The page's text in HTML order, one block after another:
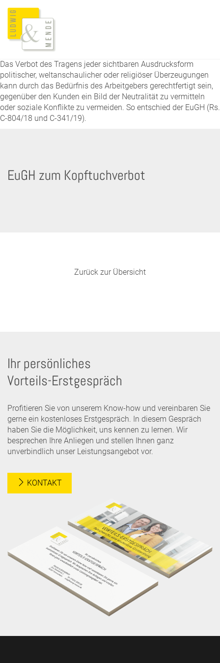
Das Verbot des Tragens jeder sichtbaren Ausdrucksform
politischer, weltanschaulicher oder religiöser Überzeugungen
kann durch das Bedürfnis des Arbeitgebers gerechtfertigt sein,
gegenüber den Kunden ein Bild der Neutralität zu vermitteln
oder soziale Konflikte zu vermeiden. So entschied der EuGH (Rs.
C-804/18 und C-341/19).
EuGH zum Kopftuchverbot
Zurück zur Übersicht
Ihr persönliches
Vorteils-Erstgespräch
Profitieren Sie von unserem Know-how und vereinbaren Sie
gerne ein kostenloses Erstgespräch. In diesem Gespräch
haben Sie die Möglichkeit, uns kennen zu lernen. Wir
besprechen Ihre Anliegen und stellen Ihnen ganz
unverbindlich unser Leistungsangebot vor.
KONTAKT